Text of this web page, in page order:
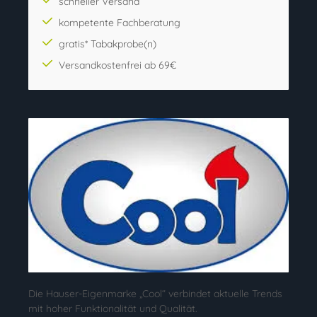
kompetente Fachberatung
gratis* Tabakprobe(n)
Versandkostenfrei ab 69€
Die Hauser-Eigenmarke „Cool“ verbindet aktuelle Trends
mit hoher Funktionalität und Qualität.